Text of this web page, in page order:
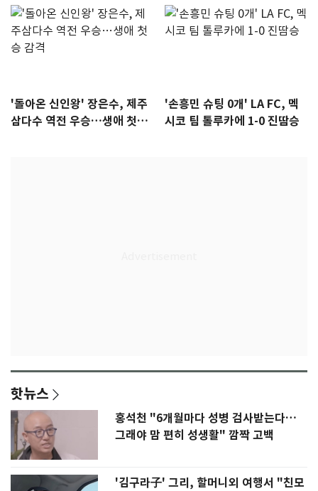
'돌아온 신인왕' 장은수, 제주
삼다수 역전 우승…생애 첫승
'손흥민 슈팅 0개' LA FC, 멕
시코 팀 톨루카에 1-0 진땀승
핫뉴스
홍석천 "6개월마다 성병 검사받는다…
그래야 맘 편히 성생활" 깜짝 고백
'김구라子' 그리, 할머니외 여행서 "친모